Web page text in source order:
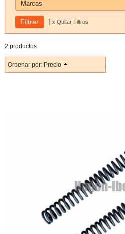
Marcas
| x Quitar Filtros
2 productos
Ordenar por: Precio